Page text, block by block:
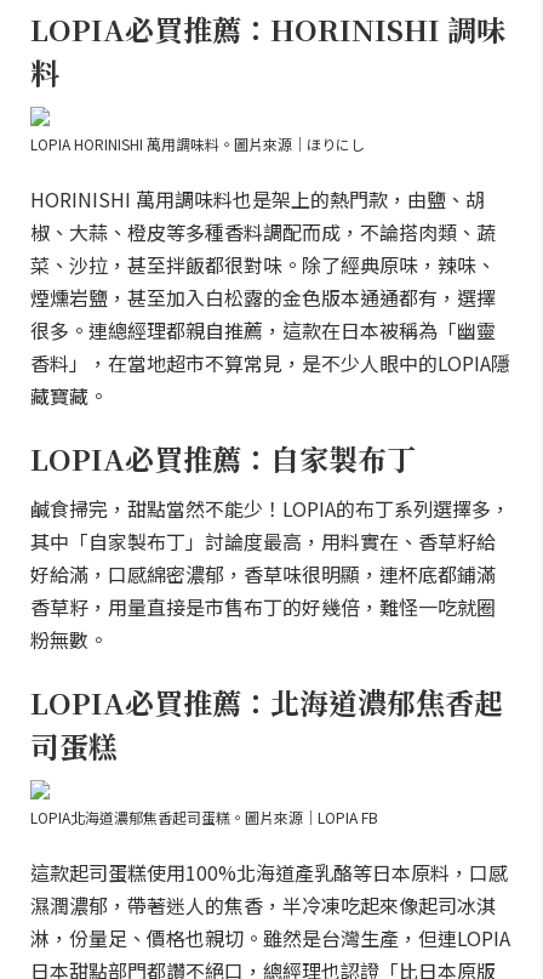
LOPIA必買推薦：HORINISHI 調味
料
LOPIA HORINISHI 萬用調味料。圖片來源｜ほりにし
HORINISHI 萬用調味料也是架上的熱門款，由鹽、胡
椒、大蒜、橙皮等多種香料調配而成，不論搭肉類、蔬
菜、沙拉，甚至拌飯都很對味。除了經典原味，辣味、
煙燻岩鹽，甚至加入白松露的金色版本通通都有，選擇
很多。連總經理都親自推薦，這款在日本被稱為「幽靈
香料」，在當地超市不算常見，是不少人眼中的LOPIA隱
藏寶藏。
LOPIA必買推薦：自家製布丁
鹹食掃完，甜點當然不能少！LOPIA的布丁系列選擇多，
其中「自家製布丁」討論度最高，用料實在、香草籽給
好給滿，口感綿密濃郁，香草味很明顯，連杯底都鋪滿
香草籽，用量直接是市售布丁的好幾倍，難怪一吃就圈
粉無數。
LOPIA必買推薦：北海道濃郁焦香起
司蛋糕
LOPIA北海道濃郁焦香起司蛋糕。圖片來源｜LOPIA FB
這款起司蛋糕使用100%北海道產乳酪等日本原料，口感
濕潤濃郁，帶著迷人的焦香，半冷凍吃起來像起司冰淇
淋，份量足、價格也親切。雖然是台灣生產，但連LOPIA
日本甜點部門都讚不絕口，總經理也認證「比日本原版